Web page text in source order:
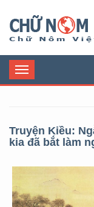
Toggle
navigation
Truyện Kiều:
kia đã bắt làm